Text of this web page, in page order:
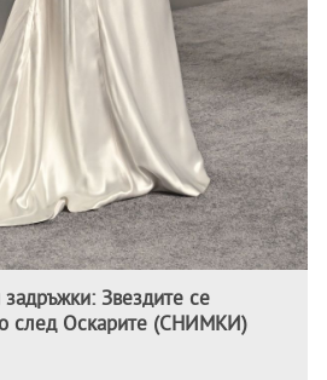
Звездите се
след Оскарите (СНИМКИ)